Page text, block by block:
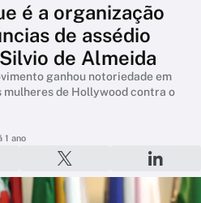
é a organização
de assédio
de Almeida
ganhou notoriedade em
mulheres de Hollywood contra o
1 ano